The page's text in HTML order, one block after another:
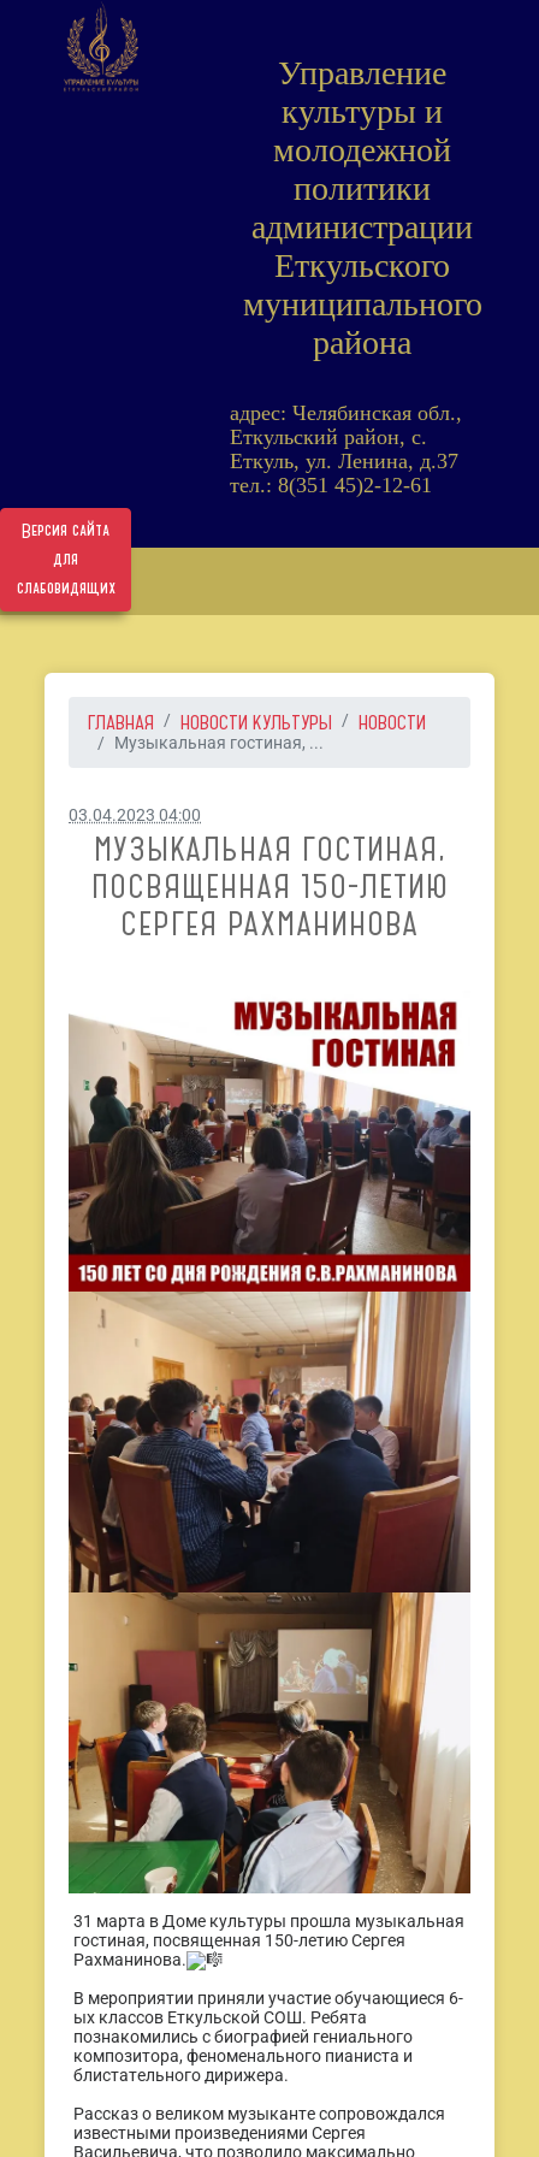
Версия сайта
для
слабовидящих
Управление
культуры и
молодежной
политики
администрации
Еткульского
муниципального
района
адрес: Челябинская обл.,
Еткульский район, с.
Еткуль, ул. Ленина, д.37
тел.: 8(351 45)2-12-61
ГЛАВНАЯ НОВОСТИ КУЛЬТУРЫ НОВОСТИ
Музыкальная гостиная, ...
03.04.2023 04:00
МУЗЫКАЛЬНАЯ ГОСТИНАЯ,
ПОСВЯЩЕННАЯ 150-ЛЕТИЮ
СЕРГЕЯ РАХМАНИНОВА
31 марта в Доме культуры прошла музыкальная
гостиная, посвященная 150-летию Сергея
Рахманинова.
В мероприятии приняли участие обучающиеся 6-
ых классов Еткульской СОШ. Ребята
познакомились с биографией гениального
композитора, феноменального пианиста и
блистательного дирижера.
Рассказ о великом музыканте сопровождался
известными произведениями Сергея
Васильевича, что позволило максимально